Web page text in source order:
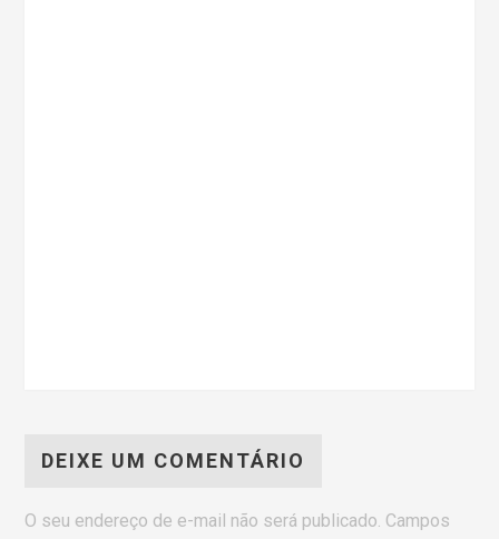
DEIXE UM COMENTÁRIO
O seu endereço de e-mail não será publicado. Campos